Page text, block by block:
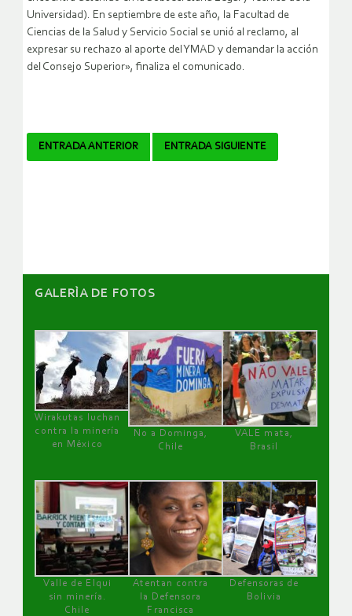
Universidad). En septiembre de este año, la Facultad de
Ciencias de la Salud y Servicio Social se unió al reclamo, al
expresar su rechazo al aporte del YMAD y demandar la acción
del Consejo Superior», finaliza el comunicado.
Navegador
ENTRADA ANTERIOR ENTRADA SIGUIENTE
GALERÌA DE FOTOS
Wirakutas luchan
contra la minería
en México
No a Dominga,
Chile
VALE mata,
Brasil
Valle de Elqui
sin minería.
Chile
Atentan contra
la Defensora
Francisca
Defensoras de
Bolivia